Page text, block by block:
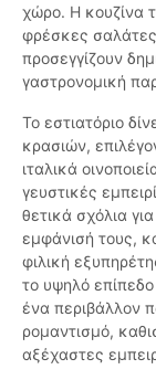
χώρο. Η κουζίνα
φρέσκες σαλάτες
προσεγγίζουν
γαστρονομική
Το εστιατόριο
κρασιών,
ιταλικά
γευστικές
θετικά σχόλια
εμφάνισή τους,
φιλική
το υψηλό
ένα περιβάλλον
ρομαντισμό,
αξέχαστες